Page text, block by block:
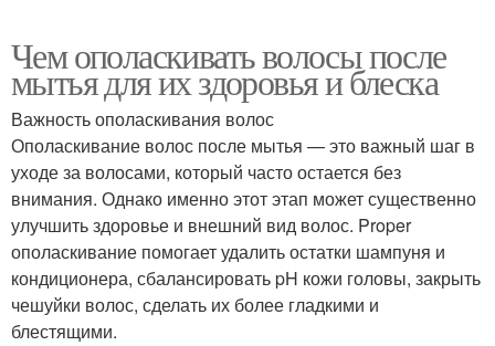
Чем ополаскивать волосы после
мытья для их здоровья и блеска
Важность ополаскивания волос
Ополаскивание волос после мытья — это важный шаг в
уходе за волосами, который часто остается без
внимания. Однако именно этот этап может существенно
улучшить здоровье и внешний вид волос. Proper
ополаскивание помогает удалить остатки шампуня и
кондиционера, сбалансировать pH кожи головы, закрыть
чешуйки волос, сделать их более гладкими и
блестящими.